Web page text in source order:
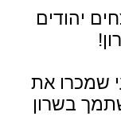
יהודים
שמכרו את
בשרון